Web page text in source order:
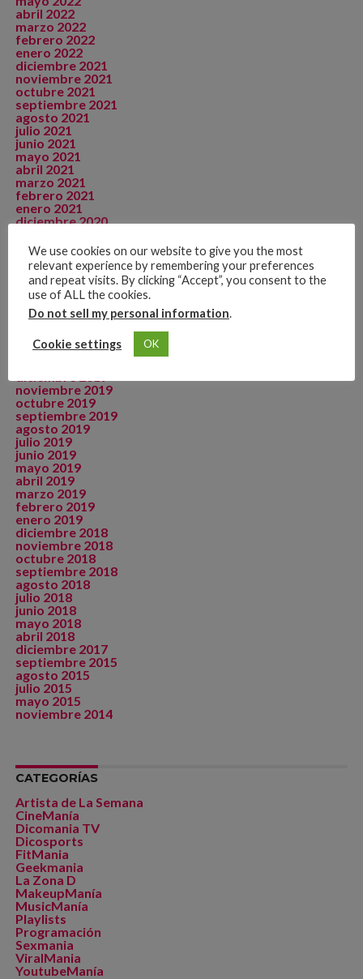
abril 2022
marzo 2022
febrero 2022
enero 2022
diciembre 2021
noviembre 2021
octubre 2021
septiembre 2021
agosto 2021
julio 2021
junio 2021
mayo 2021
abril 2021
marzo 2021
febrero 2021
enero 2021
diciembre 2020
octubre 2020
septiembre 2020
agosto 2020
julio 2020
junio 2020
mayo 2020
abril 2020
marzo 2020
febrero 2020
noviembre 2019
octubre 2019
septiembre 2019
agosto 2019
julio 2019
junio 2019
mayo 2019
abril 2019
marzo 2019
febrero 2019
enero 2019
diciembre 2018
noviembre 2018
octubre 2018
septiembre 2018
agosto 2018
julio 2018
junio 2018
mayo 2018
abril 2018
diciembre 2017
septiembre 2015
agosto 2015
julio 2015
mayo 2015
noviembre 2014
CATEGORÍAS
Artista de La Semana
CineManía
Dicomania TV
Dicosports
FitMania
Geekmania
La Zona D
MakeupManía
MusicManía
Playlists
Programación
Sexmania
ViralMania
YoutubeManía
We use cookies on our website to give you the most
relevant experience by remembering your preferences
and repeat visits. By clicking “Accept”, you consent to the
use of ALL the cookies.
Do not sell my personal information.
Cookie settings OK